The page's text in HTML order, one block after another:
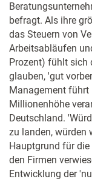
befragt. Als ihre
das Steuern von
Arbeitsabläufen
Prozent) fühlt sich
glauben, 'gut
Management führt
Millionenhöhe
Deutschland.
zu landen, würden
Hauptgrund für
den Firmen
Entwicklung der